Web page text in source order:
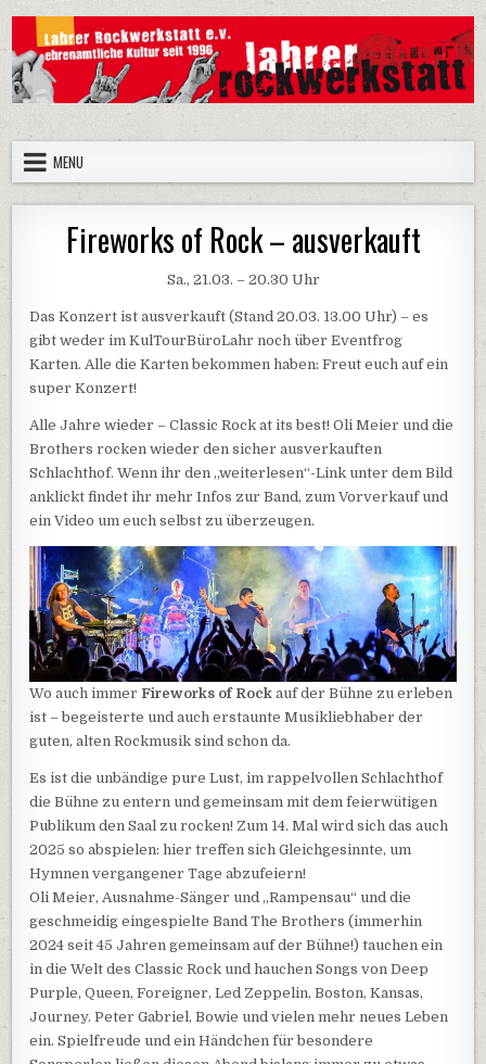
content
Lahrer Rockwerkstatt e.V.
Die Homepage der Lahrer Rockwerkstatt e.V.
MENU
Fireworks of Rock – ausverkauft
Sa., 21.03. – 20.30 Uhr
Das Konzert ist ausverkauft (Stand 20.03. 13.00 Uhr) – es
gibt weder im KulTourBüroLahr noch über Eventfrog
Karten. Alle die Karten bekommen haben: Freut euch auf ein
super Konzert!
Alle Jahre wieder – Classic Rock at its best! Oli Meier und die
Brothers rocken wieder den sicher ausverkauften
Schlachthof. Wenn ihr den „weiterlesen“-Link unter dem Bild
anklickt findet ihr mehr Infos zur Band, zum Vorverkauf und
ein Video um euch selbst zu überzeugen.
Wo auch immerFireworks of Rock auf der Bühne zu erleben
ist – begeisterte und auch erstaunte Musikliebhaber der
guten, alten Rockmusik sind schon da.
Es ist die unbändige pure Lust, im rappelvollen Schlachthof
die Bühne zu entern und gemeinsam mit dem feierwütigen
Publikum den Saal zu rocken! Zum 14. Mal wird sich das auch
2025 so abspielen: hier treffen sich Gleichgesinnte, um
Hymnen vergangener Tage abzufeiern!
Oli Meier, Ausnahme-Sänger und „Rampensau“ und die
geschmeidig eingespielte Band The Brothers (immerhin
2024 seit 45 Jahren gemeinsam auf der Bühne!) tauchen ein
in die Welt des Classic Rock und hauchen Songs von Deep
Purple, Queen, Foreigner, Led Zeppelin, Boston, Kansas,
Journey. Peter Gabriel, Bowie und vielen mehr neues Leben
ein. Spielfreude und ein Händchen für besondere